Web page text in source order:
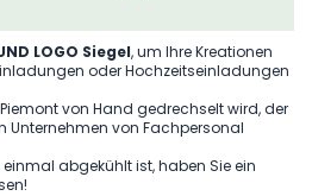
LOGO Siegel, um Ihre Kreationen
oder Hochzeitseinladungen
von Hand gedrechselt wird, der
Unternehmen von Fachpersonal
einmal abgekühlt ist, haben Sie ein